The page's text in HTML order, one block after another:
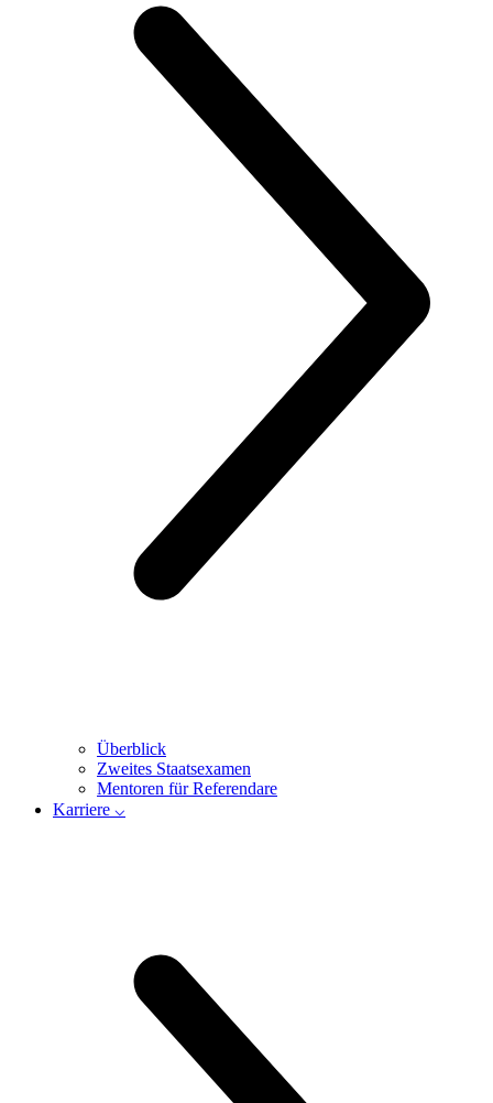
Überblick
Zweites Staatsexamen
Mentoren für Referendare
Karriere ⌵